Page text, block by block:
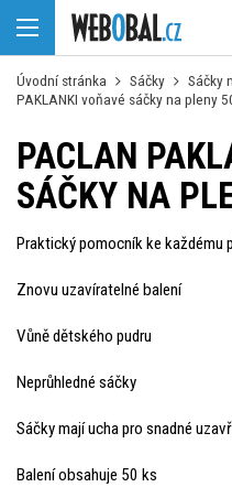
Úvodní stránka Sáčky Sáčky
PAKLANKI voňavé sáčky na pleny
PACLAN
SÁČKY NA
Praktický pomocník ke každému
Znovu uzavíratelné balení
Vůně dětského pudru
Neprůhledné sáčky
Sáčky mají ucha pro snadné
Balení obsahuje 50 ks